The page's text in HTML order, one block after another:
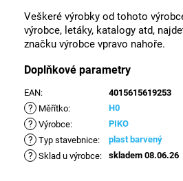
Veškeré výrobky od tohoto
výrobce, letáky, katalogy atd,
značku výrobce vpravo nahoře.
Doplňkové parametry
EAN: 4015615619253
? Měřítko: H0
? Výrobce: PIKO
? Typ stavebnice: plast barvený
? Sklad u výrobce: skladem 08.06.26